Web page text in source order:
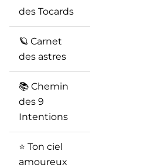
des Tocards
🪐 Carnet
des astres
📚 Chemin
des 9
Intentions
⭐️ Ton ciel
amoureux